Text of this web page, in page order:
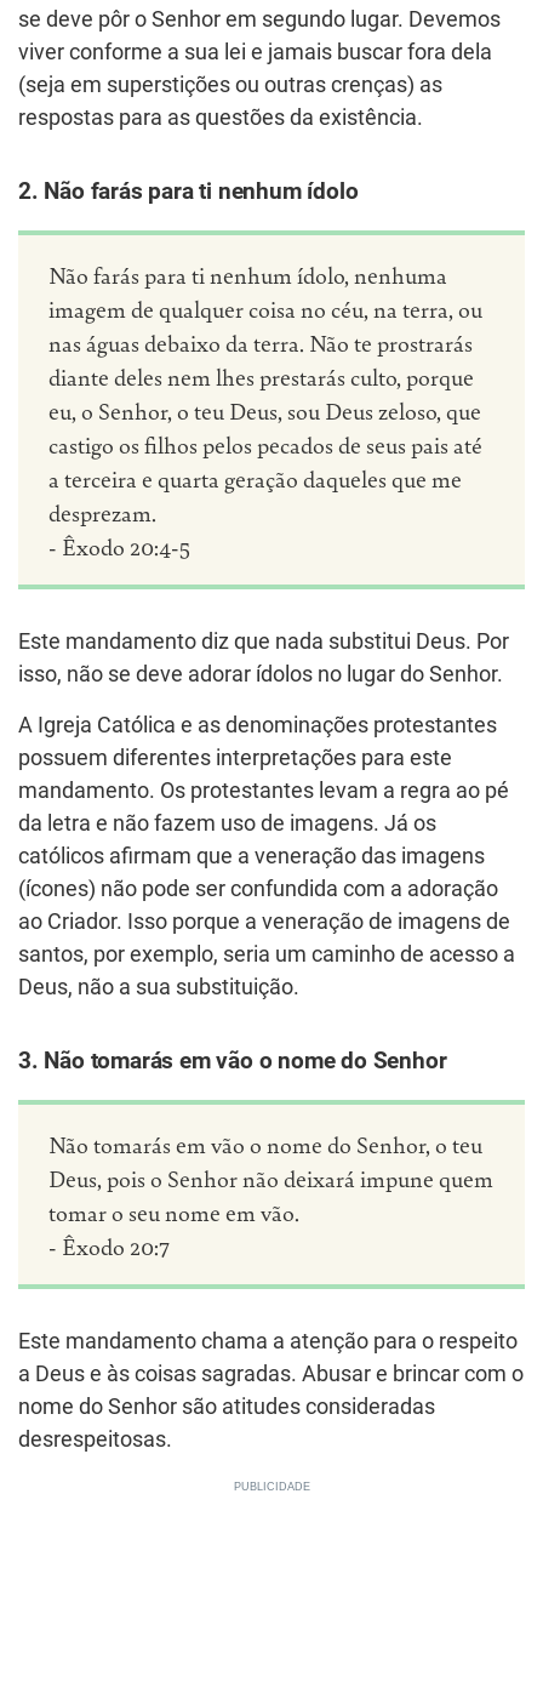
se deve pôr o Senhor em segundo lugar. Devemos
viver conforme a sua lei e jamais buscar fora dela
(seja em superstições ou outras crenças) as
respostas para as questões da existência.
2. Não farás para ti nenhum ídolo
Não farás para ti nenhum ídolo, ne­nhuma
imagem de qualquer coisa no céu, na terra, ou
nas águas debaixo da terra. Não te prostrarás
diante deles nem lhes prestarás culto, porque
eu, o Senhor, o teu Deus, sou Deus zelo­so, que
castigo os filhos pelos pecados de seus pais até
a terceira e quarta geração daqueles que me
desprezam.
- Êxodo 20:4-5
Este mandamento diz que nada substitui Deus. Por
isso, não se deve adorar ídolos no lugar do Senhor.
A Igreja Católica e as denominações protestantes
possuem diferentes interpretações para este
mandamento. Os protestantes levam a regra ao pé
da letra e não fazem uso de imagens. Já os
católicos afirmam que a veneração das imagens
(ícones) não pode ser confundida com a adoração
ao Criador. Isso porque a veneração de imagens de
santos, por exemplo, seria um caminho de acesso a
Deus, não a sua substituição.
3. Não tomarás em vão o nome do Senhor
Não tomarás em vão o nome do Senhor, o teu
Deus, pois o Senhor não deixará impune quem
tomar o seu nome em vão.
- Êxodo 20:7
Este mandamento chama a atenção para o respeito
a Deus e às coisas sagradas. Abusar e brincar com o
nome do Senhor são atitudes consideradas
desrespeitosas.